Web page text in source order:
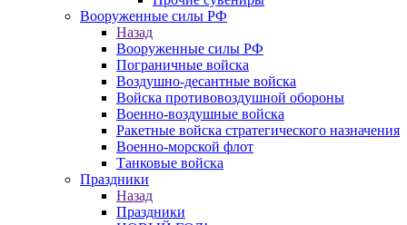
Вооруженные силы РФ
Назад
Вооруженные силы РФ
Пограничные войска
Воздушно-десантные войска
Войска противовоздушной обороны
Военно-воздушные войска
Ракетные войска стратегического назначения
Военно-морской флот
Танковые войска
Праздники
Назад
Праздники